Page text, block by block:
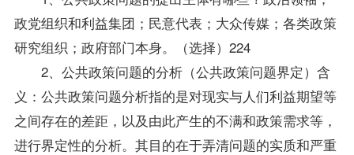
政党组织和利益集团；民意代表；大众传媒；各类政策
研究组织；政府部门本身。（选择）224
2、公共政策问题的分析（公共政策问题界定）含
义：公共政策问题分析指的是对现实与人们利益期望等
之间存在的差距，以及由此产生的不满和政策需求等，
进行界定性的分析。其目的在于弄清问题的实质和严重